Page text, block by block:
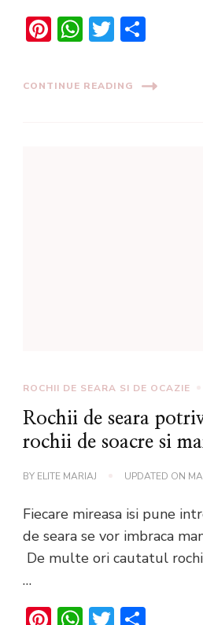
Pinterest
WhatsApp
Twitter
CONTINUE READING
ROCHII DE SEARA SI DE OCAZIE
Rochii de seara
rochii de soacre si
BY ELITE MARIAJ UPDATED ON
Fiecare mireasa isi pune
de seara se vor imbraca
De multe ori cautatul
…